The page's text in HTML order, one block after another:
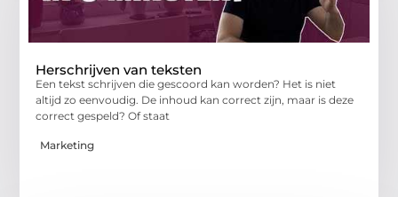
Herschrijven van teksten
Een tekst schrijven die gescoord kan worden? Het is niet
altijd zo eenvoudig. De inhoud kan correct zijn, maar is deze
correct gespeld? Of staat
Marketing